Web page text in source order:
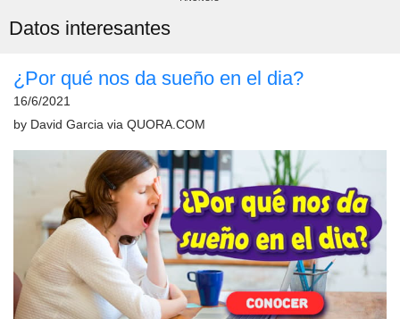
Datos interesantes
¿Por qué nos da sueño en el dia?
16/6/2021
by David Garcia via QUORA.COM